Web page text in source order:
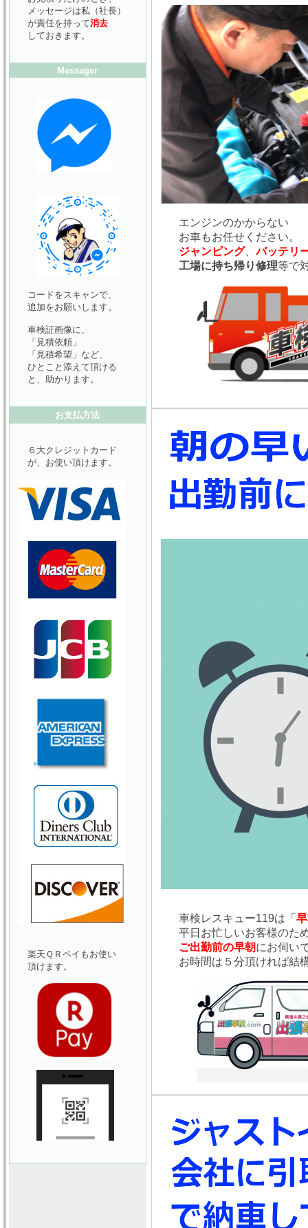
エンジンのかからない
お車もお任せください。
ジャンピング、バッテリ
工場に持ち帰り修理等で
車検レスキュー119は「
平日お忙しいお客様のた
ご出勤前の早朝にお伺い
お時間は５分頂ければ結
メッセージは私（社長）
が責任を持って消去
しておきます。
Messager
コードをスキャンで、
追加をお願いします。
車検証画像に、
「見積依頼」
「見積希望」など、
ひとこと添えて頂ける
と、助かります。
お支払方法
６大クレジットカード
が、お使い頂けます。
楽天ＱＲペイもお使い
頂けます。